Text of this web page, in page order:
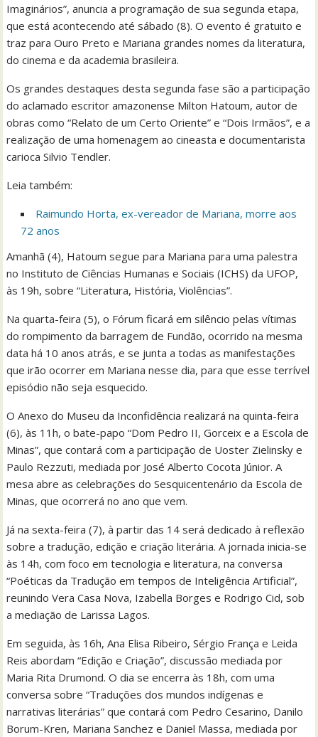
Imaginários”, anuncia a programação de sua segunda etapa,
que está acontecendo até sábado (8). O evento é gratuito e
traz para Ouro Preto e Mariana grandes nomes da literatura,
do cinema e da academia brasileira.
Os grandes destaques desta segunda fase são a participação
do aclamado escritor amazonense Milton Hatoum, autor de
obras como “Relato de um Certo Oriente” e “Dois Irmãos”, e a
realização de uma homenagem ao cineasta e documentarista
carioca Silvio Tendler.
Leia também:
Raimundo Horta, ex-vereador de Mariana, morre aos
72 anos
Amanhã (4), Hatoum segue para Mariana para uma palestra
no Instituto de Ciências Humanas e Sociais (ICHS) da UFOP,
às 19h, sobre “Literatura, História, Violências”.
Na quarta-feira (5), o Fórum ficará em silêncio pelas vítimas
do rompimento da barragem de Fundão, ocorrido na mesma
data há 10 anos atrás, e se junta a todas as manifestações
que irão ocorrer em Mariana nesse dia, para que esse terrível
episódio não seja esquecido.
O Anexo do Museu da Inconfidência realizará na quinta-feira
(6), às 11h, o bate-papo “Dom Pedro II, Gorceix e a Escola de
Minas”, que contará com a participação de Uoster Zielinsky e
Paulo Rezzuti, mediada por José Alberto Cocota Júnior. A
mesa abre as celebrações do Sesquicentenário da Escola de
Minas, que ocorrerá no ano que vem.
Já na sexta-feira (7), à partir das 14 será dedicado à reflexão
sobre a tradução, edição e criação literária. A jornada inicia-se
às 14h, com foco em tecnologia e literatura, na conversa
“Poéticas da Tradução em tempos de Inteligência Artificial”,
reunindo Vera Casa Nova, Izabella Borges e Rodrigo Cid, sob
a mediação de Larissa Lagos.
Em seguida, às 16h, Ana Elisa Ribeiro, Sérgio França e Leida
Reis abordam “Edição e Criação”, discussão mediada por
Maria Rita Drumond. O dia se encerra às 18h, com uma
conversa sobre “Traduções dos mundos indígenas e
narrativas literárias” que contará com Pedro Cesarino, Danilo
Borum-Kren, Mariana Sanchez e Daniel Massa, mediada por